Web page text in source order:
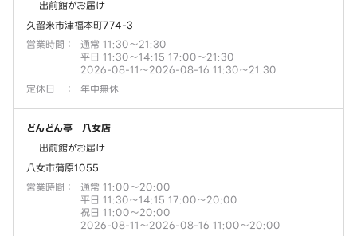
出前館がお届け
久留米市津福本町774-3
営業時間 ：
通常 11:30～21:30
平日 11:30～14:15 17:00～21:30
2026-08-11～2026-08-16 11:30～21:30
定休日
： 年中無休
どんどん亭 八女店
出前館がお届け
八女市蒲原1055
営業時間 ：
通常 11:00～20:00
平日 11:30～14:15 17:00～20:00
祝日 11:00～20:00
2026-08-11～2026-08-16 11:00～20:00